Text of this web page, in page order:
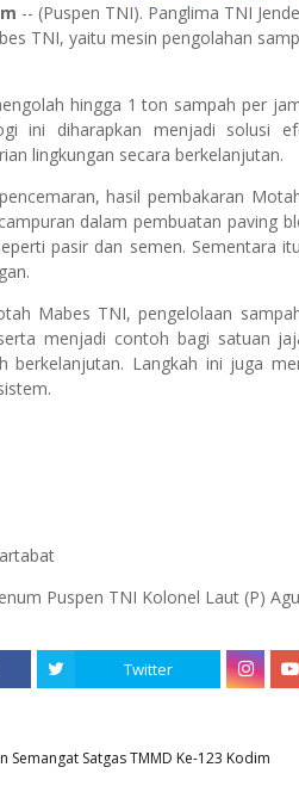
-- (Puspen TNI). Panglima TNI
TNI, yaitu mesin pengolahan
hingga 1 ton sampah per
ini diharapkan menjadi solusi
lingkungan secara berkelanjutan.
hasil pembakaran
dalam pembuatan paving
pasir dan semen. Sementara
Mabes TNI, pengelolaan
menjadi contoh bagi satuan
berkelanjutan. Langkah ini juga
Puspen TNI Kolonel Laut (P)
Twitter
Semangat Satgas TMMD Ke-123 Kodim